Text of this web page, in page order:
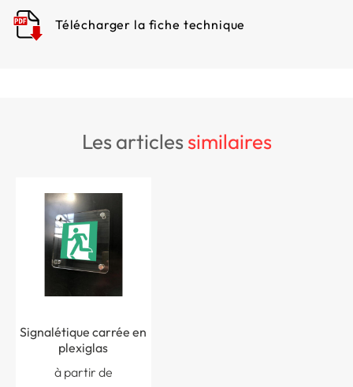
Télécharger la fiche technique
les articlessimilaires
Signalétique carrée en
plexiglas
à partir de